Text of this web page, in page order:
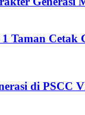
Taman Cetak
di PSCC